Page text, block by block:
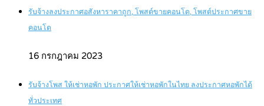
รับจ้างลงประกาศอสังหาราคาถูก, โพสต์ขายคอนโด, โพสต์ประกาศขาย
คอนโด
16 กรกฎาคม 2023
รับจ้างโพส ให้เช่าหอพัก ประกาศให้เช่าหอพักในไทย ลงประกาศหอพักได้
ทั่วประเทศ